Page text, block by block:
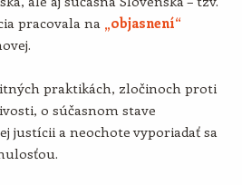
pracovala na „objasnení“
praktikách, zločinoch proti
o súčasnom stave
justícii a neochote vyporiadať sa